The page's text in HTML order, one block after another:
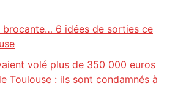
brocante… 6 idées de sorties ce
volé plus de 350 000 euros
Toulouse : ils sont condamnés à